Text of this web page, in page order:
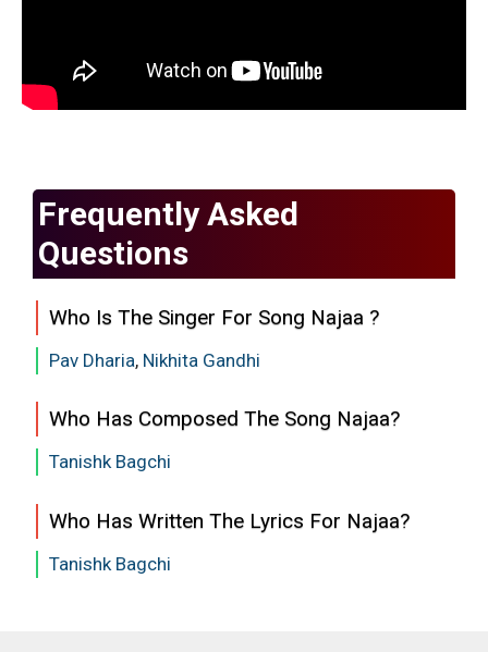
Frequently Asked
Questions
Who Is The Singer For Song Najaa ?
Pav Dharia, Nikhita Gandhi
Who Has Composed The Song Najaa?
Tanishk Bagchi
Who Has Written The Lyrics For Najaa?
Tanishk Bagchi